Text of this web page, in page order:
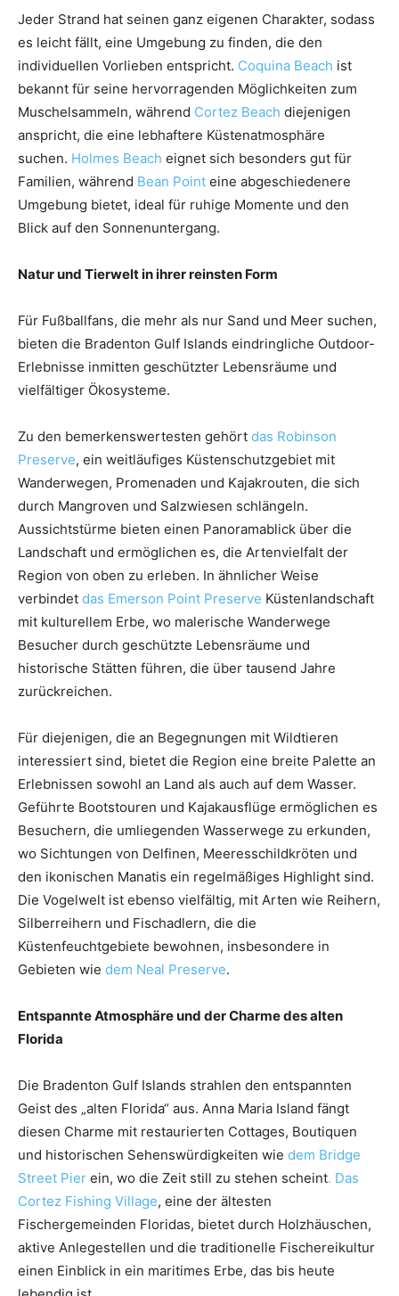
Jeder Strand hat seinen ganz eigenen Charakter, sodass
es leicht fällt, eine Umgebung zu finden, die den
individuellen Vorlieben entspricht. Coquina Beach ist
bekannt für seine hervorragenden Möglichkeiten zum
Muschelsammeln, während Cortez Beach diejenigen
anspricht, die eine lebhaftere Küstenatmosphäre
suchen. Holmes Beach eignet sich besonders gut für
Familien, während Bean Point eine abgeschiedenere
Umgebung bietet, ideal für ruhige Momente und den
Blick auf den Sonnenuntergang.
Natur und Tierwelt in ihrer reinsten Form
Für Fußballfans, die mehr als nur Sand und Meer suchen,
bieten die Bradenton Gulf Islands eindringliche Outdoor-
Erlebnisse inmitten geschützter Lebensräume und
vielfältiger Ökosysteme.
Zu den bemerkenswertesten gehört das Robinson
Preserve, ein weitläufiges Küstenschutzgebiet mit
Wanderwegen, Promenaden und Kajakrouten, die sich
durch Mangroven und Salzwiesen schlängeln.
Aussichtstürme bieten einen Panoramablick über die
Landschaft und ermöglichen es, die Artenvielfalt der
Region von oben zu erleben. In ähnlicher Weise
verbindet das Emerson Point Preserve Küstenlandschaft
mit kulturellem Erbe, wo malerische Wanderwege
Besucher durch geschützte Lebensräume und
historische Stätten führen, die über tausend Jahre
zurückreichen.
Für diejenigen, die an Begegnungen mit Wildtieren
interessiert sind, bietet die Region eine breite Palette an
Erlebnissen sowohl an Land als auch auf dem Wasser.
Geführte Bootstouren und Kajakausflüge ermöglichen es
Besuchern, die umliegenden Wasserwege zu erkunden,
wo Sichtungen von Delfinen, Meeresschildkröten und
den ikonischen Manatis ein regelmäßiges Highlight sind.
Die Vogelwelt ist ebenso vielfältig, mit Arten wie Reihern,
Silberreihern und Fischadlern, die die
Küstenfeuchtgebiete bewohnen, insbesondere in
Gebieten wie dem Neal Preserve.
Entspannte Atmosphäre und der Charme des alten
Florida
Die Bradenton Gulf Islands strahlen den entspannten
Geist des „alten Florida“ aus. Anna Maria Island fängt
diesen Charme mit restaurierten Cottages, Boutiquen
und historischen Sehenswürdigkeiten wie dem Bridge
Street Pier ein, wo die Zeit still zu stehen scheint. Das
Cortez Fishing Village, eine der ältesten
Fischergemeinden Floridas, bietet durch Holzhäuschen,
aktive Anlegestellen und die traditionelle Fischereikultur
einen Einblick in ein maritimes Erbe, das bis heute